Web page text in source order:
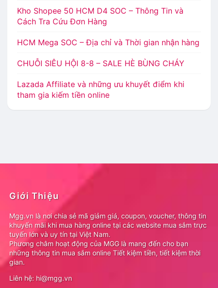
Kho Shopee 50 HCM D4 SOC – Thông Tin và
Cách Tra Cứu Đơn Hàng
HCM Mega SOC – Địa chỉ và Thời gian nhận hàng
CHUỖI SIÊU HỘI 8-8 – SALE HÈ BÙNG CHÁY
Lazada Affiliate và những ưu khuyết điểm khi
tham gia kiếm tiền online
Giới Thiệu
Mgg.vn là nơi chia sẻ mã giảm giá, coupon, voucher, thông tin
khuyến mãi khi mua hàng online tại các website mua sắm trực
tuyến lớn và uy tín tại Việt Nam.
Phương châm hoạt động của MGG là mang đến cho bạn
những thông tin mua sắm online Tiết kiệm tiền, tiết kiệm thời
gian.
Liên hệ: hi@mgg.vn